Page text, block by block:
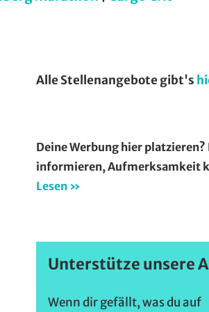
Alle Stellenangebote gibt's
Deine Werbung hier platzieren?
informieren, Aufmerksamkeit
Lesen »
Unterstütze unsere
Wenn dir gefällt, was du auf